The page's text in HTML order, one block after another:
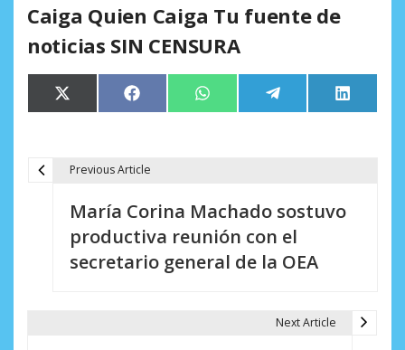
Caiga Quien Caiga Tu fuente de
noticias SIN CENSURA
Compartir
en
X
(Twitter)
Compartir
en
Facebook Compartir
en
WhatsApp Compartir
en
Telegram
en
LinkedIn
Previous Article
María Corina Machado sostuvo
productiva reunión con el
secretario general de la OEA
Next Article